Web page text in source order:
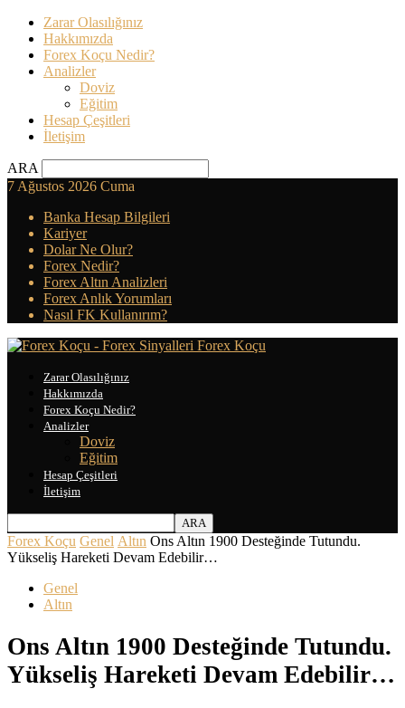
Zarar Olasılığınız
Hakkımızda
Forex Koçu Nedir?
Analizler
Doviz
Eğitim
Hesap Çeşitleri
İletişim
ARA
7 Ağustos 2026 Cuma
Banka Hesap Bilgileri
Kariyer
Dolar Ne Olur?
Forex Nedir?
Forex Altın Analizleri
Forex Anlık Yorumları
Nasıl FK Kullanırım?
Forex Koçu
Zarar Olasılığınız
Hakkımızda
Forex Koçu Nedir?
Analizler
Doviz
Eğitim
Hesap Çeşitleri
İletişim
Forex Koçu Genel Altın Ons Altın 1900 Desteğinde Tutundu.
Yükseliş Hareketi Devam Edebilir…
Genel
Altın
Ons Altın 1900 Desteğinde Tutundu.
Yükseliş Hareketi Devam Edebilir…